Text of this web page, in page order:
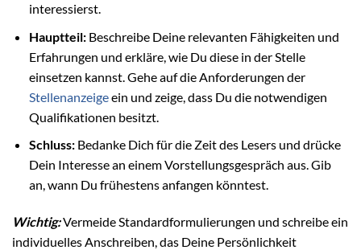
interessierst.
Hauptteil:Beschreibe Deine relevanten Fähigkeiten und
Erfahrungen und erkläre, wie Du diese in der Stelle
einsetzen kannst. Gehe auf die Anforderungen der
Stellenanzeigeein und zeige, dass Du die notwendigen
Qualifikationen besitzt.
Schluss:Bedanke Dich für die Zeit des Lesers und drücke
Dein Interesse an einem Vorstellungsgespräch aus. Gib
an, wann Du frühestens anfangen könntest.
Wichtig:Vermeide Standardformulierungen und schreibe ein
individuelles Anschreiben, das Deine Persönlichkeit